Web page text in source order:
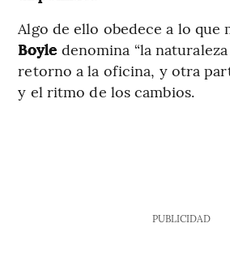
Algo de ello obedece a lo que
Boyle denomina “la
retorno a la oficina, y otra
y el ritmo de los cambios.
PUBLICIDAD